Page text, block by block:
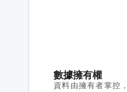
數據擁有權
資料由擁有者掌控